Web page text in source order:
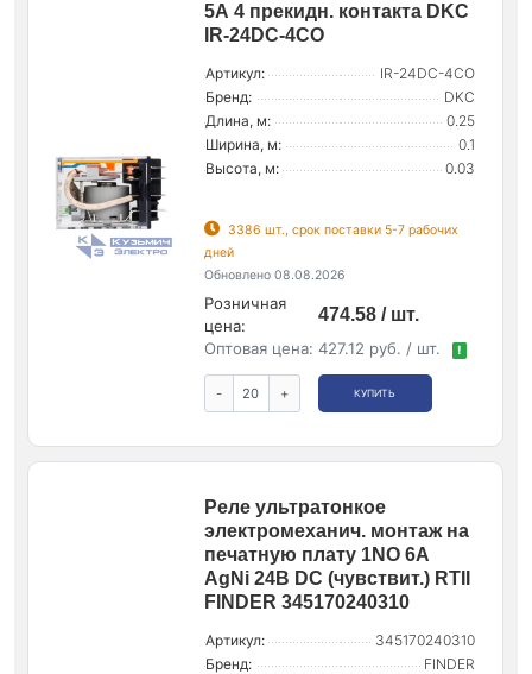
5А 4 прекидн. контакта DKC
IR-24DC-4CO
Артикул:
IR-24DC-4CO
Бренд:
DKC
Длина, м:
0.25
Ширина, м:
0.1
Высота, м:
0.03
3386 шт., срок поставки 5-7 рабочих
дней
Обновлено 08.08.2026
Розничная
цена:
474.58 / шт.
Оптовая цена: 427.12 руб. / шт. !
- + КУПИТЬ
Реле ультратонкое
электромеханич. монтаж на
печатную плату 1NO 6А
AgNi 24В DC (чувствит.) RTII
FINDER 345170240310
Артикул:
345170240310
Бренд:
FINDER